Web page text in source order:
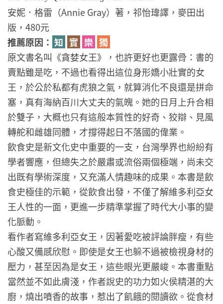
安妮．格雷（Annie Gray）著，祁怡瑋譯，麥田出
版，480元
推薦原因： 知 實 樂 獨
原文書名叫《貪婪女王》，也許更好也更露骨：書的
賣點雖是吃，不過也看得出這位身形嬌小壯實的女
王，於公於私都有虎狼之氣，就算消化不良還是拼命
塞，真有海納百川大丈夫的氣魄。她的日月上升合相
於雙子，大概也只有這般本質性的好奇、狡辯、見風
轉舵和雌雄同體，才撐得起日不落國的偉業。
飲食史是新文化史中重要的一支，台灣學界也紛紛有
學者響應，但總失之於嚴肅或流俗兩個極端，尚未交
出既有學術深度，又充滿人情趣味的成果。本書是飲
食史極佳的示範，從飲食出發，不僅了解維多利亞女
王人性的一面，更進一步精準掌握了時代大小事的變
化脈動。
看作者寫維多利亞女王，因著愛吃被評論胖瘦，有些
心酸又備感欣慰。即使是女王也躲不過被檢視身材的
壓力，甚至因為是女王，這些眼光更嚴峻。本書重點
當然並不如此膚淺，作者說史的功力如火侯精湛的大
廚，燒出噴香的故事，惹出了飢餓的閱讀欲。從食材